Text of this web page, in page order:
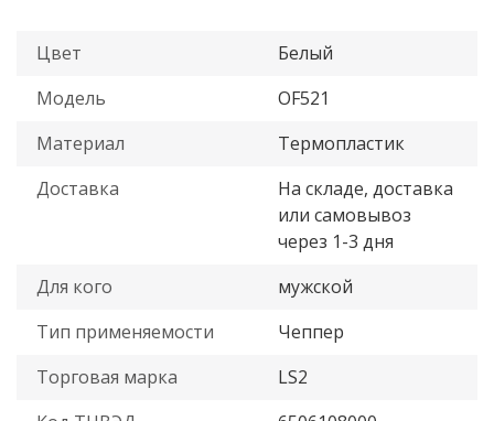
Цвет
Белый
Модель
OF521
Материал
Термопластик
Доставка
На складе, доставка
или самовывоз
через 1-3 дня
Для кого
мужской
Тип применяемости
Чеппер
Торговая марка
LS2